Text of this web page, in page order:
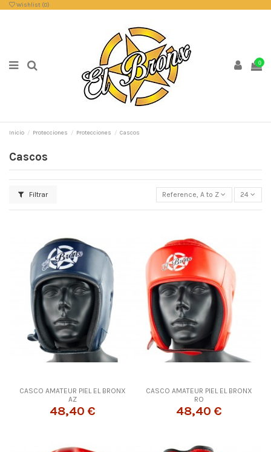
Wishlist (0)
0
Inicio Protecciones Protecciones Cascos
Cascos
Filtrar Reference, A to Z 24
CASCO AMATEUR PIEL EL BRONX
AZ
48,40 €
CASCO AMATEUR PIEL EL BRONX
RO
48,40 €